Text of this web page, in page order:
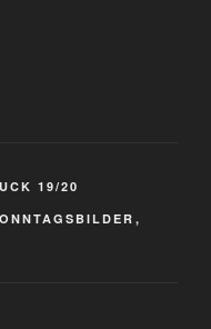
19/20
,